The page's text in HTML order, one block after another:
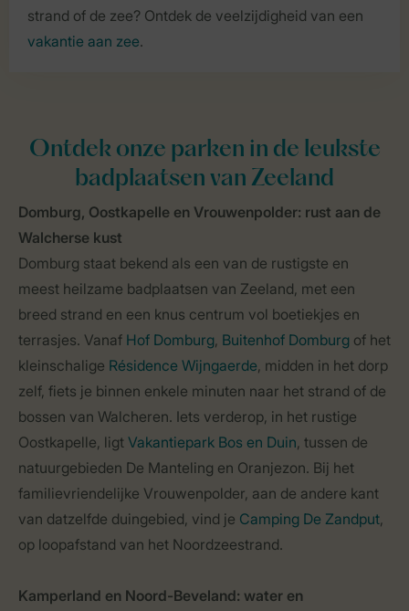
strand of de zee? Ontdek de veelzijdigheid van een
vakantie aan zee.
Ontdek onze parken in de leukste
badplaatsen van Zeeland
Domburg, Oostkapelle en Vrouwenpolder: rust aan de
Walcherse kust
Domburg staat bekend als een van de rustigste en
meest heilzame badplaatsen van Zeeland, met een
breed strand en een knus centrum vol boetiekjes en
terrasjes. Vanaf Hof Domburg, Buitenhof Domburg of het
kleinschalige Résidence Wijngaerde, midden in het dorp
zelf, fiets je binnen enkele minuten naar het strand of de
bossen van Walcheren. Iets verderop, in het rustige
Oostkapelle, ligt Vakantiepark Bos en Duin, tussen de
natuurgebieden De Manteling en Oranjezon. Bij het
familievriendelijke Vrouwenpolder, aan de andere kant
van datzelfde duingebied, vind je Camping De Zandput,
op loopafstand van het Noordzeestrand.
Kamperland en Noord-Beveland: water en